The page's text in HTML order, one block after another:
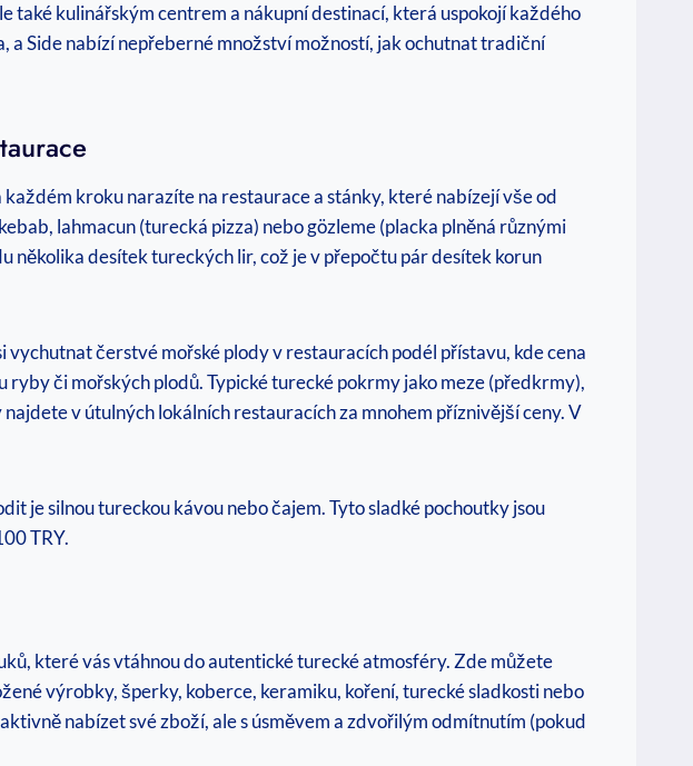
také kulinářským centrem a nákupní destinací, která uspokojí každého
Side nabízí nepřeberné množství možností, jak ochutnat tradiční
kroku narazíte na restaurace a stánky, které nabízejí vše od
lahmacun (turecká pizza) nebo gözleme (placka plněná různými
několika desítek tureckých lir, což je v přepočtu pár desítek korun
čerstvé mořské plody v restauracích podél přístavu, kde cena
či mořských plodů. Typické turecké pokrmy jako meze (předkrmy),
v útulných lokálních restauracích za mnohem příznivější ceny. V
je silnou tureckou kávou nebo čajem. Tyto sladké pochoutky jsou
TRY.
které vás vtáhnou do autentické turecké atmosféry. Zde můžete
výrobky, šperky, koberce, keramiku, koření, turecké sladkosti nebo
nabízet své zboží, ale s úsměvem a zdvořilým odmítnutím (pokud